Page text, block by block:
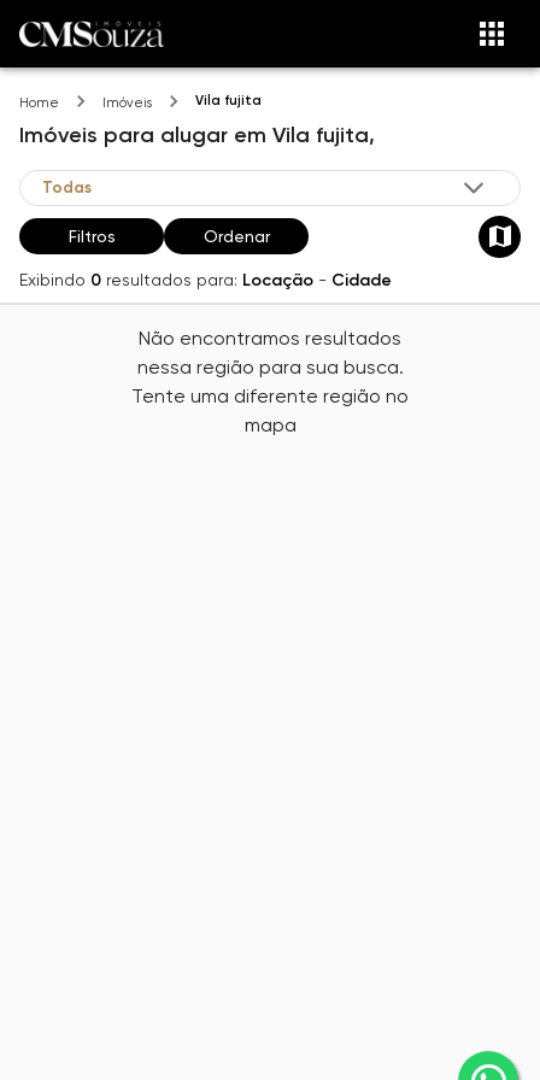
Home Imóveis Vila fujita
Imóveis para alugar em Vila fujita,
Filtros Ordenar
Exibindo 0 resultados para: Locação - Cidade
Não encontramos resultados
nessa região para sua busca.
Tente uma diferente região no
mapa